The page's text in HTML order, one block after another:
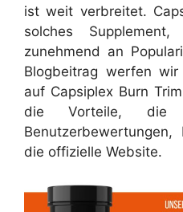
ist weit verbreitet.
solches
zunehmend an
Blogbeitrag werfen
auf Capsiplex Burn
die Vorteile, die
Benutzerbewertungen,
die offizielle Website.